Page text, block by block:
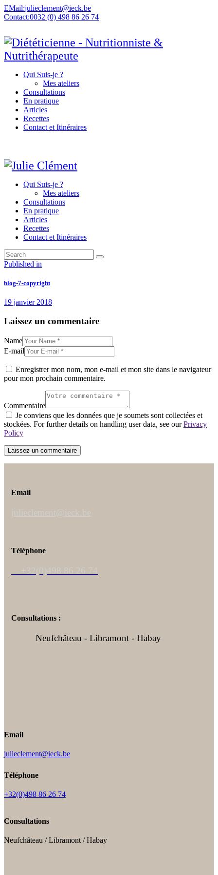
EMail:julieclement@ieck.be
Contact:0032 (0) 498 86 26 74
Qui Suis-je ?
Mes ateliers
Consultations
En pratique
Articles
Recettes
Contact et Itinéraires
Qui Suis-je ?
Mes ateliers
Consultations
En pratique
Articles
Recettes
Contact et Itinéraires
Navigation
de
Published in
blog-7-copyright
19 janvier 2018
Laissez un commentaire
Name
E-mail
Enregistrer mon nom, mon e-mail et mon site dans le navigateur
pour mon prochain commentaire.
Commentaire
Je conviens que les données que je soumets sont collectées et
stockées. For further details on handling user data, see ourPrivacy
Policy
Email
julieclement@ieck.be
Téléphone
+32(0)498 86 26 74
Consultations :
Neufchâteau - Libramont - Habay
Email
julieclement@ieck.be
Téléphone
+32(0)498 86 26 74
Consultations
Neufchâteau / Libramont / Habay